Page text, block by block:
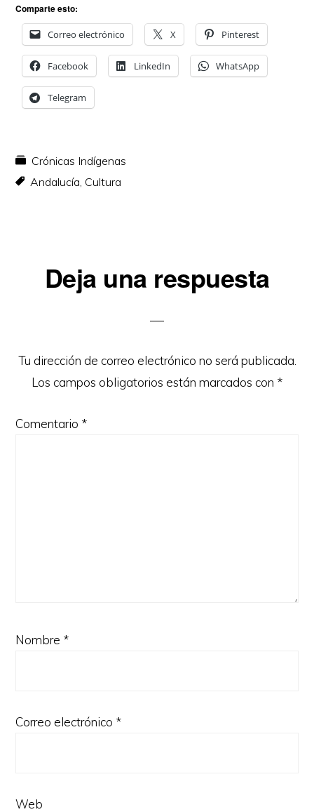
Comparte esto:
Correo electrónico X Pinterest
Facebook LinkedIn WhatsApp
Telegram
Crónicas Indígenas
Andalucía, Cultura
Interacciones
lectores
Deja una respuesta
Tu dirección de correo electrónico no será publicada.
Los campos obligatorios están marcados con *
Comentario *
Nombre *
Correo electrónico *
Web